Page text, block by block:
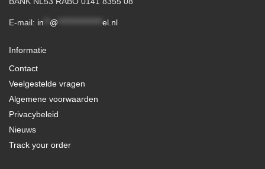
E-mail: in @ el.nl
Informatie
Contact
Veelgestelde vragen
Algemene voorwaarden
Privacybeleid
Nieuws
Track your order